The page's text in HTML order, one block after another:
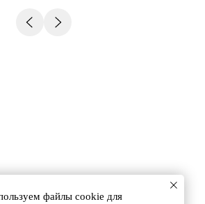
файлы сookie для